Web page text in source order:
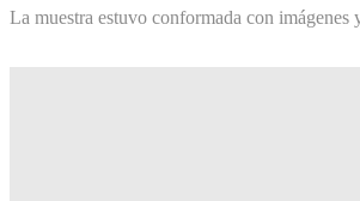
La muestra estuvo conformada con